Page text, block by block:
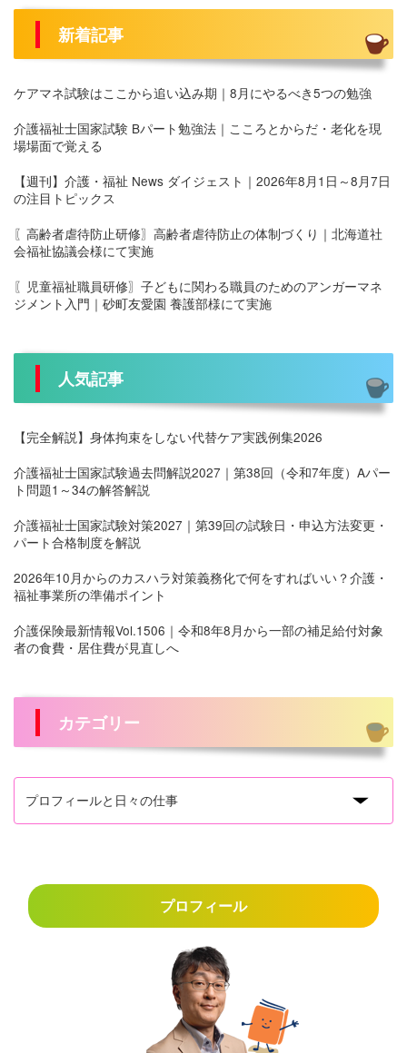
新着記事
ケアマネ試験はここから追い込み期｜8月にやるべき5つの勉強
介護福祉士国家試験 Bパート勉強法｜こころとからだ・老化を現
場場面で覚える
【週刊】介護・福祉 News ダイジェスト｜2026年8月1日～8月7日
の注目トピックス
〖高齢者虐待防止研修〗高齢者虐待防止の体制づくり｜北海道社
会福祉協議会様にて実施
〖児童福祉職員研修〗子どもに関わる職員のためのアンガーマネ
ジメント入門｜砂町友愛園 養護部様にて実施
人気記事
【完全解説】身体拘束をしない代替ケア実践例集2026
介護福祉士国家試験過去問解説2027｜第38回（令和7年度）Aパー
ト問題1～34の解答解説
介護福祉士国家試験対策2027｜第39回の試験日・申込方法変更・
パート合格制度を解説
2026年10月からのカスハラ対策義務化で何をすればいい？介護・
福祉事業所の準備ポイント
介護保険最新情報Vol.1506｜令和8年8月から一部の補足給付対象
者の食費・居住費が見直しへ
カテゴリー
プロフィール